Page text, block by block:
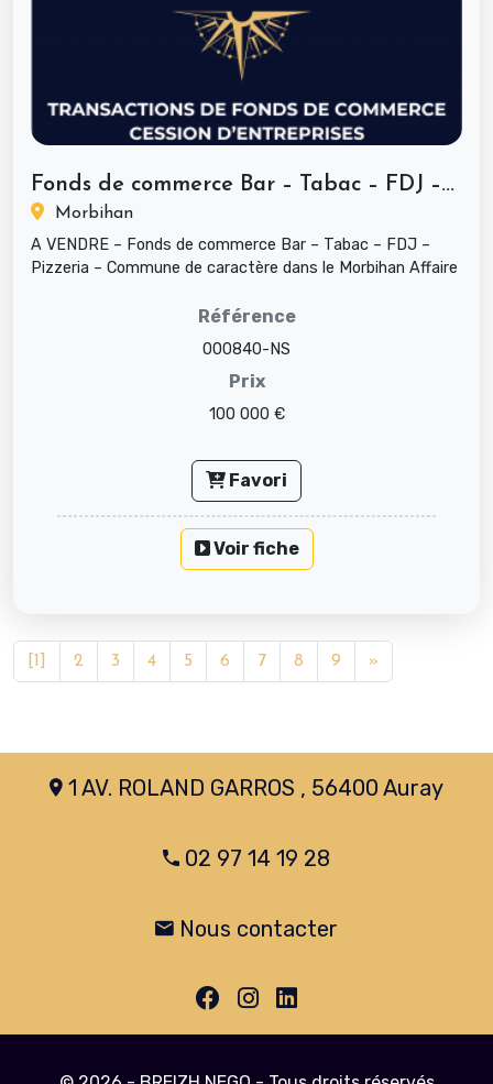
Fonds de commerce Bar – Tabac – FDJ –...
Morbihan
A VENDRE – Fonds de commerce Bar – Tabac – FDJ –
Pizzeria – Commune de caractère dans le Morbihan Affaire
Référence
000840-NS
Prix
100 000 €
Favori
Voir fiche
2 3 4 5 6 7 8 9 »
1 AV. ROLAND GARROS , 56400 Auray
02 97 14 19 28
Nous contacter